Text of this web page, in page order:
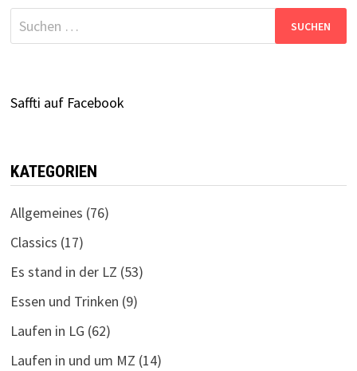
Suchen
nach:
Saffti auf Facebook
KATEGORIEN
Allgemeines (76)
Classics (17)
Es stand in der LZ (53)
Essen und Trinken (9)
Laufen in LG (62)
Laufen in und um MZ (14)